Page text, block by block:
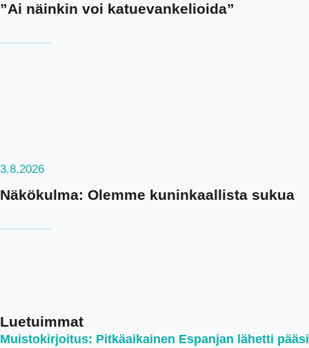
”Ai näinkin voi katuevankelioida”
3.8.2026
Näkökulma: Olemme kuninkaallista sukua
Luetuimmat
Muistokirjoitus: Pitkäaikainen Espanjan lähetti pääsi